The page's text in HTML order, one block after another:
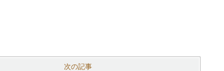
次の記事